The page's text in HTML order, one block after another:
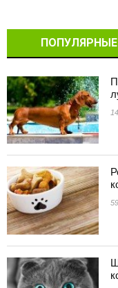
ПОПУЛЯРНЫЕ